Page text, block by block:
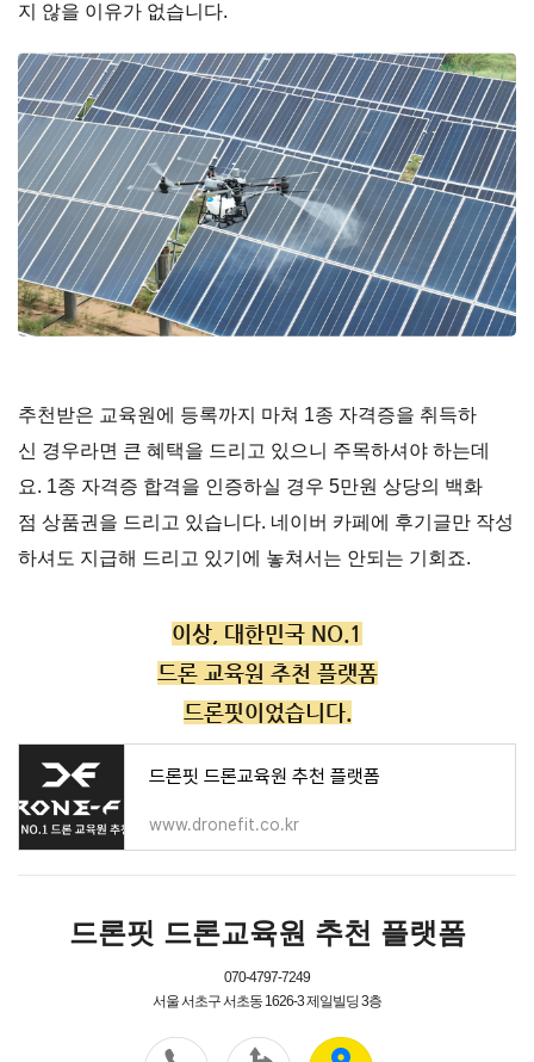
지 않을 이유가 없습니다.
추천받은 교육원에 등록까지 마쳐 1종 자격증을 취득하
신 경우라면 큰 혜택을 드리고 있으니 주목하셔야 하는데
요. 1종 자격증 합격을 인증하실 경우 5만원 상당의 백화
점 상품권을 드리고 있습니다. 네이버 카페에 후기글만 작성
하셔도 지급해 드리고 있기에 놓쳐서는 안되는 기회죠.
이상, 대한민국 NO.1
드론 교육원 추천 플랫폼
드론핏이었습니다.
드론핏 드론교육원 추천 플랫폼
www.dronefit.co.kr